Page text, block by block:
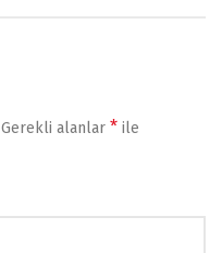
Gerekli alanlar * ile